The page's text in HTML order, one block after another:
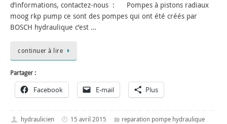
d’informations, contactez-nous : Pompes à pistons radiaux
moog rkp pump ce sont des pompes qui ont été créés par
BOSCH hydraulique c’est …
continuer à lire
Partager :
Facebook E-mail Plus
hydraulicien 15 avril 2015
reparation pompe hydraulique